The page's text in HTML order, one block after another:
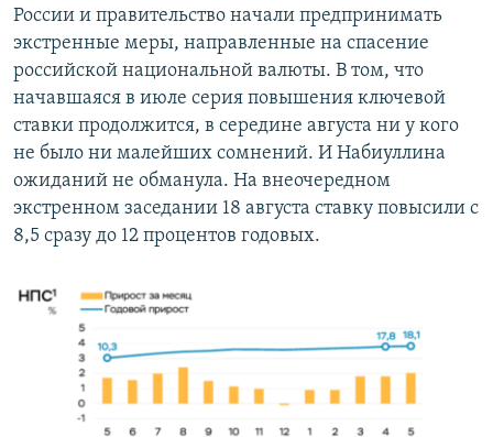
России и правительство начали предпринимать
экстренные меры, направленные на спасение
российской национальной валюты. В том, что
начавшаяся в июле серия повышения ключевой
ставки продолжится, в середине августа ни у кого
не было ни малейших сомнений. И Набиуллина
ожиданий не обманула. На внеочередном
экстренном заседании 18 августа ставку повысили с
8,5 сразу до 12 процентов годовых.